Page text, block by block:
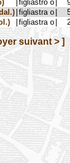
|figliastro o |
|figliastra o |
|figliastra o |
suivant > ]